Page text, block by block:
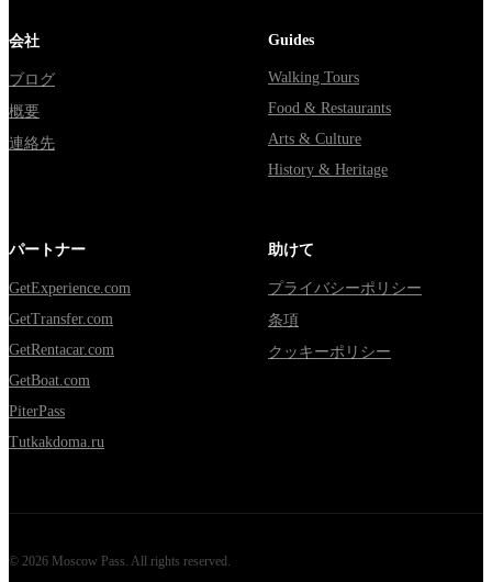
会社
ブログ
概要
連絡先
Guides
Walking Tours
Food & Restaurants
Arts & Culture
History & Heritage
パートナー
GetExperience.com
GetTransfer.com
GetRentacar.com
GetBoat.com
PiterPass
Tutkakdoma.ru
助けて
プライバシーポリシー
条項
クッキーポリシー
© 2026 Moscow Pass . All rights reserved.